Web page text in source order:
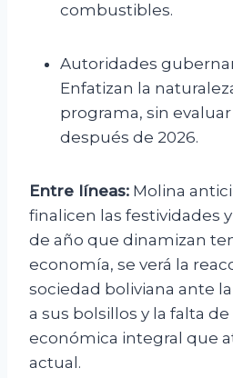
combustibles.
Autoridades
Enfatizan la
programa, sin
después de 2026.
Entre líneas: Molina
finalicen las festividades
de año que dinamizan
economía, se verá la
sociedad boliviana ante
a sus bolsillos y la falta
económica integral que
actual.